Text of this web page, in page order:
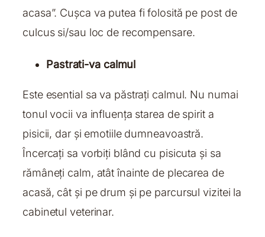
acasa”. Cușca va putea fi folosită pe post de
culcus si/sau loc de recompensare.
Pastrati-va calmul
Este esential sa va păstrați calmul. Nu numai
tonul vocii va influența starea de spirit a
pisicii, dar și emotiile dumneavoastră.
Încercați sa vorbiți blând cu pisicuta și sa
rămâneți calm, atât înainte de plecarea de
acasă, cât și pe drum și pe parcursul vizitei la
cabinetul veterinar.